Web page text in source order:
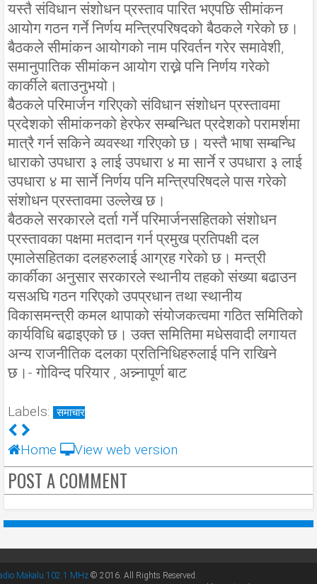
यस्तै संविधान संशोधन प्रस्ताव पारित भएपछि सीमांकन
आयोग गठन गर्ने निर्णय मन्त्रिपरिषदको बैठकले गरेको छ।
बैठकले सीमांकन आयोगको नाम परिवर्तन गरेर समावेशी,
समानुपातिक सीमांकन आयोग राख्ने पनि निर्णय गरेको
कार्कीले बताउनुभयो।
बैैठकले परिमार्जन गरिएको संविधान संशोधन प्रस्तावमा
प्रदेशको सीमांकनको हेरफेर सम्बन्धित प्रदेशको परामर्शमा
मात्रै गर्न सकिने व्यवस्था गरिएको छ। यस्तै भाषा सम्बन्धि
धाराको उपधारा ३ लाई उपधारा ४ मा सार्ने र उपधारा ३ लाई
उपधारा ४ मा सार्ने निर्णय पनि मन्त्रिपरिषदले पास गरेको
संशोधन प्रस्तावमा उल्लेख छ।
बैठकले सरकारले दर्ता गर्ने परिमार्जनसहितको संशोधन
प्रस्तावका पक्षमा मतदान गर्न प्रमुख प्रतिपक्षी दल
एमालेसहितका दलहरुलाई आग्रह गरेको छ। मन्त्री
कार्कीका अनुसार सरकारले स्थानीय तहको संख्या बढाउन
यसअघि गठन गरिएको उपप्रधान तथा स्थानीय
विकासमन्त्री कमल थापाको संयोजकत्वमा गठित समितिको
कार्यविधि बढाइएको छ। उक्त समितिमा मधेसवादी लगायत
अन्य राजनीतिक दलका प्रतिनिधिहरुलाई पनि राखिने
छ।- गोविन्द परियार , अन्न्नापूर्ण बाट
Labels: समाचार
Home View web version
POST A COMMENT
Makalu 102.1 MHz © 2016. All Rights Reserved.